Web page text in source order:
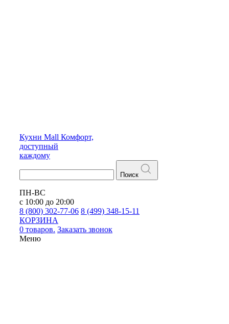
Кухни Mall Комфорт,
доступный
каждому
Поиск
ПН-ВС
с 10:00 до 20:00
8 (800) 302-77-06 8 (499) 348-15-11
КОРЗИНА
0 товаров. Заказать звонок
Меню